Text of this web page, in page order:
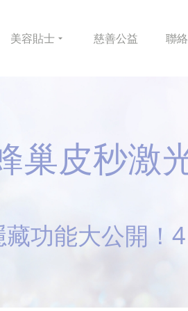
美容貼士 慈善公益 聯絡
巢皮秒激
功能大公開！